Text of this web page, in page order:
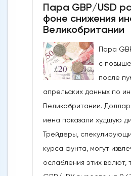
криптовалюты.Курс
рос до тех пор, пока за
21Shares и ARK не
на Ethereum. К счастью
понедельник, 20 мая,
более оптимистичными,
криптовалюте вырасти
Таким образом,
отметку сопротивления
долларов.Осцилляторы
Эфириума показывают,
Пара GBP/USD
фоне снижения
Великобритании
Пара
с
после
апрельских данных по
Великобритании.
иена показали худшую
Трейдеры,
курса фунта, могут
ослабления этих валют,